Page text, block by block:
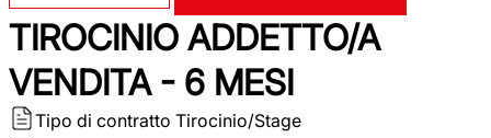
TIROCINIO ADDETTO/A
VENDITA - 6 MESI
Tipo di contratto Tirocinio/Stage